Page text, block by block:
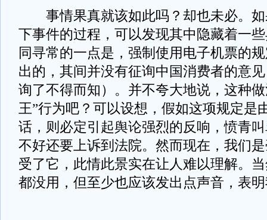
事情果真就该如此吗？却也未必。如
下事件的过程，可以发现其中隐藏着一
同寻常的一点是，强制使用电子机票的
出的，其间并没有征询中国消费者的意
询了不得而知）。并不夸大地说，这种
王”行为吧？可以设想，假如这项规定是
话，则必定引起舆论强烈的反响，愤青
不好还要上诉到法院。然而现在，我们
受了它，此情此景实在让人难以理解。
都没用，但至少也应该发出点声音，表